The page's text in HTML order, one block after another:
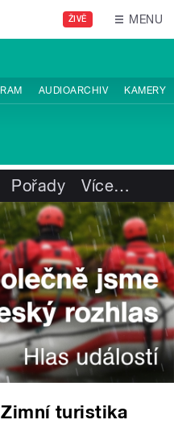
ŽIVĚ MENU
AUDIOARCHIV KAMERY
Pořady Více…
turistika